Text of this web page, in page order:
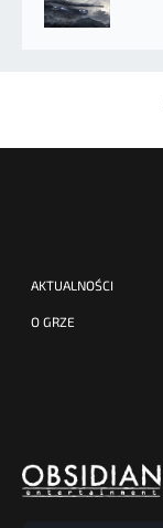
AKTUALNOŚCI
O GRZE